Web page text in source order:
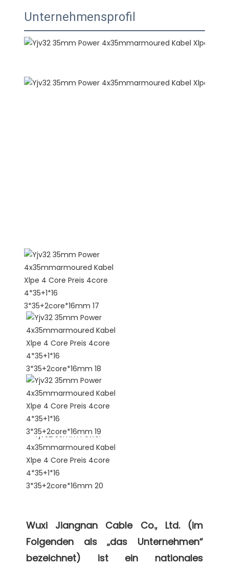
Unternehmensprofil
Wuxi Jiangnan Cable Co., Ltd. (im
Folgenden als „das Unternehmen“
bezeichnet) ist ein nationales